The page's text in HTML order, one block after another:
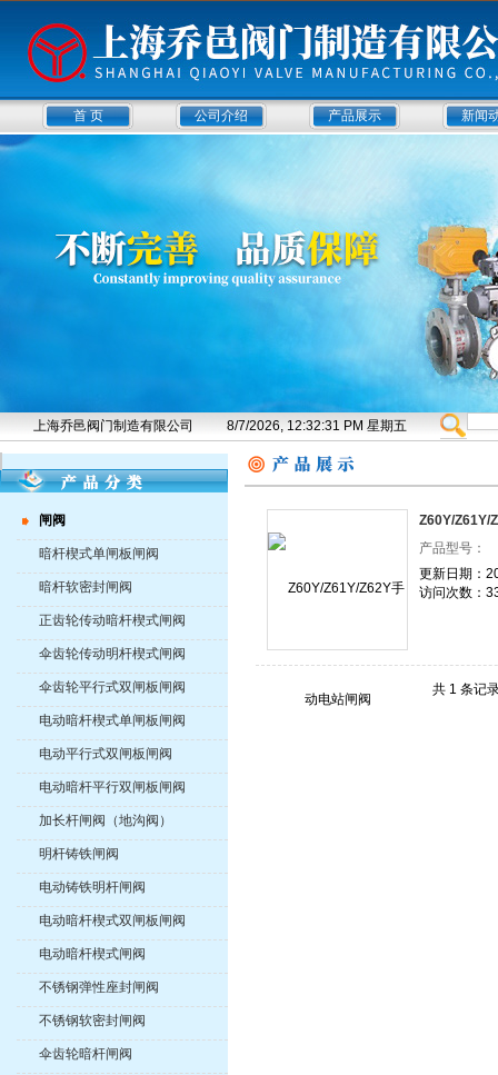
首 页 公司介绍 产品展示 新闻
上海乔邑阀门制造有限公司 8/7/2026, 12:32:31 PM 星期五
闸阀
暗杆楔式单闸板闸阀
暗杆软密封闸阀
正齿轮传动暗杆楔式闸阀
伞齿轮传动明杆楔式闸阀
伞齿轮平行式双闸板闸阀
电动暗杆楔式单闸板闸阀
电动平行式双闸板闸阀
电动暗杆平行双闸板闸阀
加长杆闸阀（地沟阀）
明杆铸铁闸阀
电动铸铁明杆闸阀
电动暗杆楔式双闸板闸阀
电动暗杆楔式闸阀
不锈钢弹性座封闸阀
不锈钢软密封闸阀
伞齿轮暗杆闸阀
Z60Y/Z61Y/
产品型号：
更新日期：
访问次数：
共 1 条记